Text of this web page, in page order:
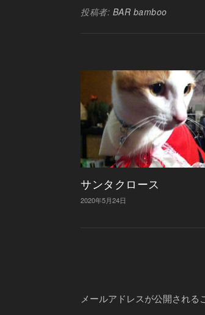
投稿者: BAR bamboo
サンタクロース
2020年5月24日
メールアドレスが公開される